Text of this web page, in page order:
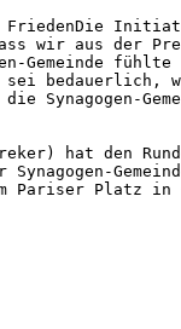
FriedenDie
aus der
Gemeinde
bedauerlich,
hat den
Pariser Platz in